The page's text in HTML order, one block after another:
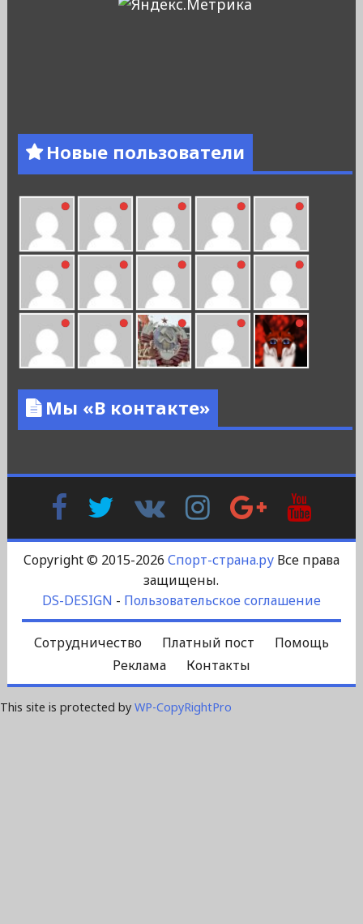
Новые пользователи
Мы «В контакте»
FacebookTwitter
Контакте
InstagramGoogle
Plus
Copyright © 2015-2026 Спорт-страна.руВсе права
защищены.
DS-DESIGN - Пользовательское соглашение
Сотрудничество Платный пост
Помощь
Реклама
Контакты
This site is protected by WP-CopyRightPro